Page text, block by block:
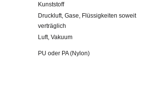
Kunststoff
Druckluft, Gase, Flüssigkeiten soweit
verträglich
Luft, Vakuum
PU oder PA (Nylon)